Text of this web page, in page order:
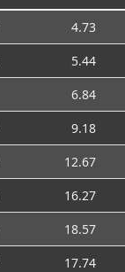
4.73
5.44
6.84
9.18
12.67
16.27
18.57
17.74